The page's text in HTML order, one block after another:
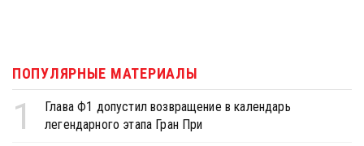
ПОПУЛЯРНЫЕ МАТЕРИАЛЫ
1
Глава Ф1 допустил возвращение в календарь
легендарного этапа Гран При